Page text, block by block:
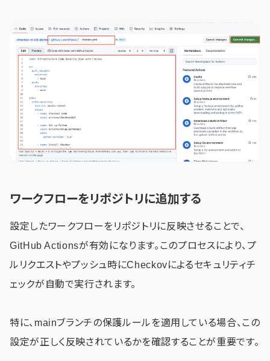
ワークフローをリポジトリに追加する
設定したワークフローをリポジトリに反映させることで、
GitHub Actionsが有効になります。このプロセスにより、プ
ルリクエストやプッシュ時にCheckovによるセキュリティチ
ェックが自動で実行されます。
特に、mainブランチの保護ルールを適用している場合、この
設定が正しく反映されているかを確認することが重要です。